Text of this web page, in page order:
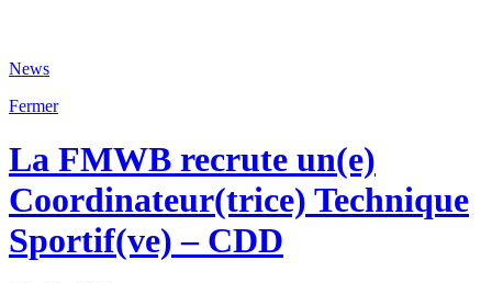
News
Fermer
La FMWB recrute un(e)
Coordinateur(trice) Technique
Sportif(ve) – CDD